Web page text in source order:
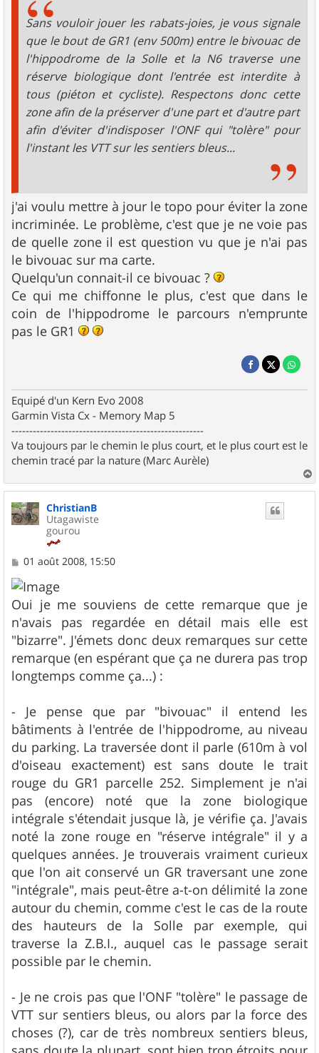
Sans vouloir jouer les rabats-joies, je vous signale
que le bout de GR1 (env 500m) entre le bivouac de
l'hippodrome de la Solle et la N6 traverse une
réserve biologique dont l'entrée est interdite à
tous (piéton et cycliste). Respectons donc cette
zone afin de la préserver d'une part et d'autre part
afin d'éviter d'indisposer l'ONF qui "tolère" pour
l'instant les VTT sur les sentiers bleus...
j'ai voulu mettre à jour le topo pour éviter la zone
incriminée. Le problème, c'est que je ne voie pas
de quelle zone il est question vu que je n'ai pas
le bivouac sur ma carte.
Quelqu'un connait-il ce bivouac ?
Ce qui me chiffonne le plus, c'est que dans le
coin de l'hippodrome le parcours n'emprunte
pas le GR1
Equipé d'un Kern Evo 2008
Garmin Vista Cx - Memory Map 5
------------------------------------------------------
Va toujours par le chemin le plus court, et le plus court est le
chemin tracé par la nature (Marc Aurèle)
a
u
ChristianB
Utagawiste
gourou
M
s
s
a
g
e
01 août 2008, 15:50
Oui je me souviens de cette remarque que je
n'avais pas regardée en détail mais elle est
"bizarre". J'émets donc deux remarques sur cette
remarque (en espérant que ça ne durera pas trop
longtemps comme ça...) :
- Je pense que par "bivouac" il entend les
bâtiments à l'entrée de l'hippodrome, au niveau
du parking. La traversée dont il parle (610m à vol
d'oiseau exactement) est sans doute le trait
rouge du GR1 parcelle 252. Simplement je n'ai
pas (encore) noté que la zone biologique
intégrale s'étendait jusque là, je vérifie ça. J'avais
noté la zone rouge en "réserve intégrale" il y a
quelques années. Je trouverais vraiment curieux
que l'on ait conservé un GR traversant une zone
"intégrale", mais peut-être a-t-on délimité la zone
autour du chemin, comme c'est le cas de la route
des hauteurs de la Solle par exemple, qui
traverse la Z.B.I., auquel cas le passage serait
possible par le chemin.
- Je ne crois pas que l'ONF "tolère" le passage de
VTT sur sentiers bleus, ou alors par la force des
choses (?), car de très nombreux sentiers bleus,